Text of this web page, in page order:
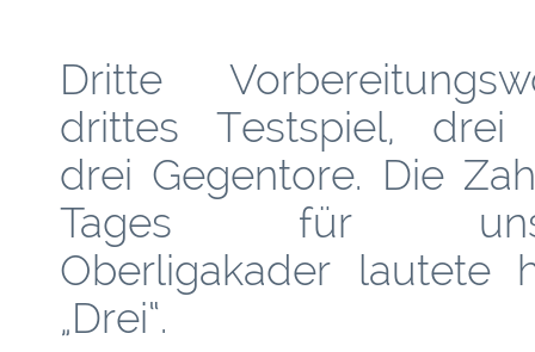
Dritte
drittes Testspiel, drei
drei Gegentore. Die
Tages für
Oberligakader lautete
„Drei“.